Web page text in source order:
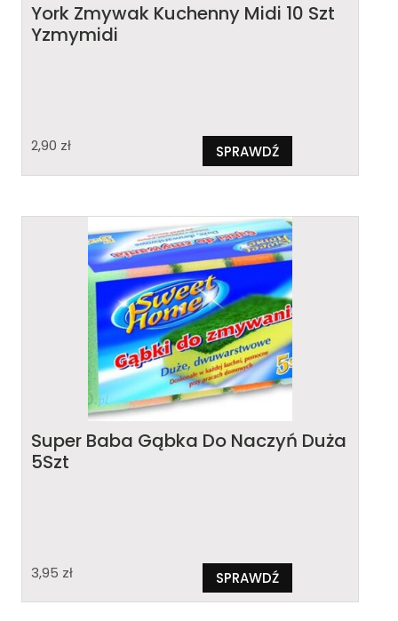
York Zmywak Kuchenny Midi 10 Szt
Yzmymidi
2,90 zł SPRAWDŹ
Super Baba Gąbka Do Naczyń Duża
5Szt
3,95 zł SPRAWDŹ